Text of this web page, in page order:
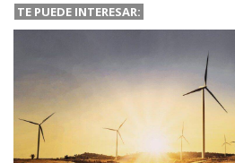
TE PUEDE INTERESAR: